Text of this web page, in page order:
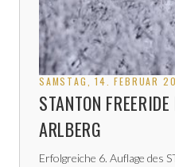
SAMSTAG, 14. FEBRUAR
STANTON
ARLBERG
Erfolgreiche 6. Auflage des